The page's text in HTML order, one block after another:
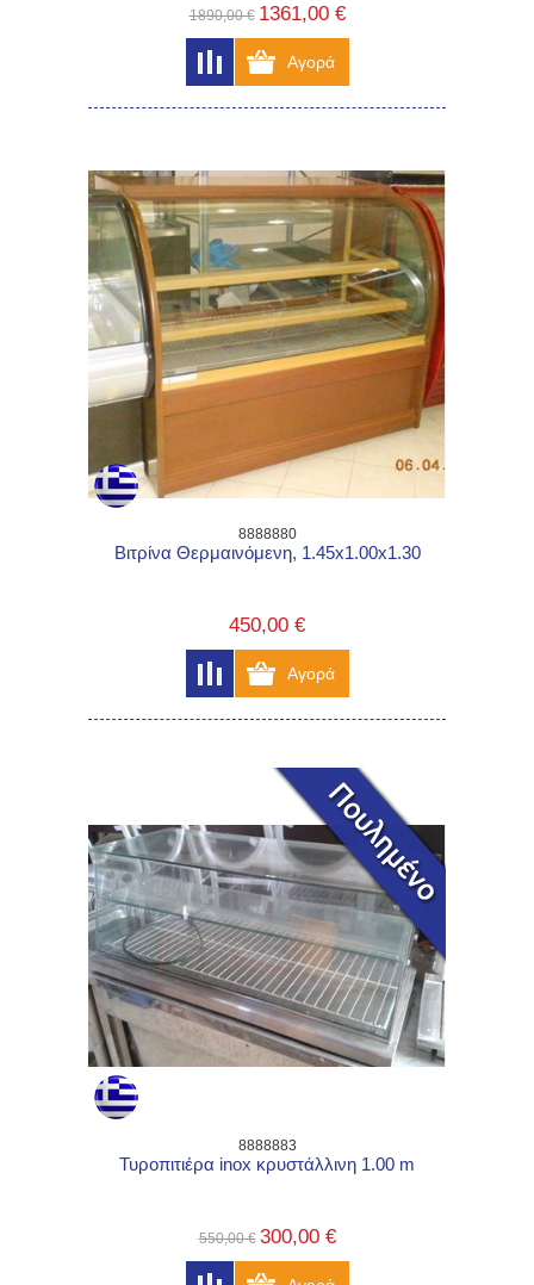
1890,00 € 1361,00 €
8888880
Βιτρίνα Θερμαινόμενη, 1.45x1.00x1.30
450,00 €
8888883
Τυροπιτιέρα inox κρυστάλλινη 1.00 m
550,00 € 300,00 €